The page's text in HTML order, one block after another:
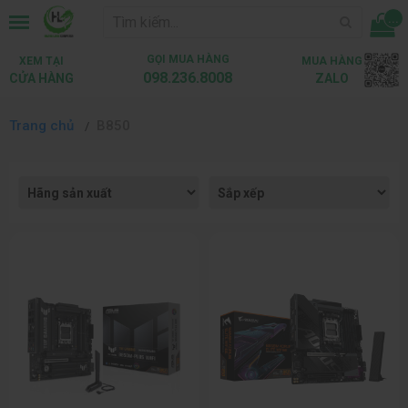
...
XEM TẠI
CỬA HÀNG
GỌI MUA HÀNG
098.236.8008
MUA HÀNG
ZALO
Trang chủ